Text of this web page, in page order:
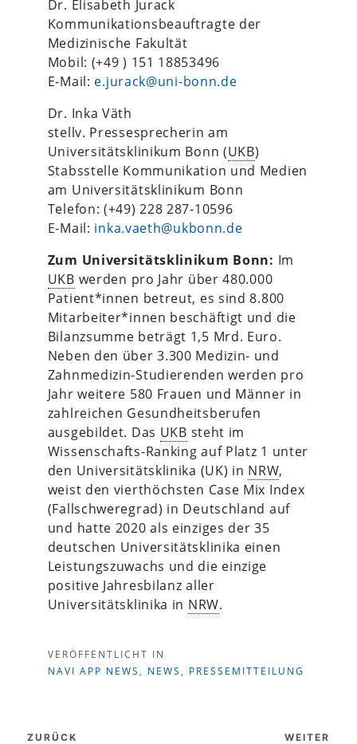
Dr. Elisabeth Jurack
Kommunikationsbeauftragte der
Medizinische Fakultät
Mobil: (+49 ) 151 18853496
E-Mail: e.jurack@uni-bonn.de
Dr. Inka Väth
stellv. Pressesprecherin am
Universitätsklinikum Bonn (UKB)
Stabsstelle Kommunikation und Medien
am Universitätsklinikum Bonn
Telefon: (+49) 228 287-10596
E-Mail: inka.vaeth@ukbonn.de
Zum Universitätsklinikum Bonn: Im
UKB werden pro Jahr über 480.000
Patient*innen betreut, es sind 8.800
Mitarbeiter*innen beschäftigt und die
Bilanzsumme beträgt 1,5 Mrd. Euro.
Neben den über 3.300 Medizin- und
Zahnmedizin-Studierenden werden pro
Jahr weitere 580 Frauen und Männer in
zahlreichen Gesundheitsberufen
ausgebildet. Das UKB steht im
Wissenschafts-Ranking auf Platz 1 unter
den Universitätsklinika (UK) in NRW,
weist den vierthöchsten Case Mix Index
(Fallschweregrad) in Deutschland auf
und hatte 2020 als einziges der 35
deutschen Universitätsklinika einen
Leistungszuwachs und die einzige
positive Jahresbilanz aller
Universitätsklinika in NRW.
VERÖFFENTLICHT IN
NAVI APP NEWS , NEWS , PRESSEMITTEILUNG
ZURÜCK WEITER